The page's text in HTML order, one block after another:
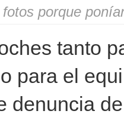
porque
tanto
para el
denuncia